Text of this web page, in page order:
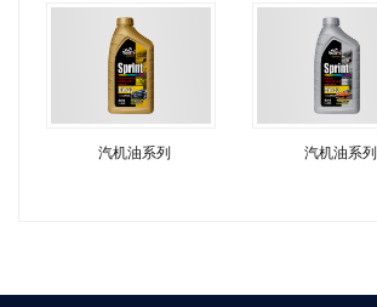
汽机油系列 汽机油系列